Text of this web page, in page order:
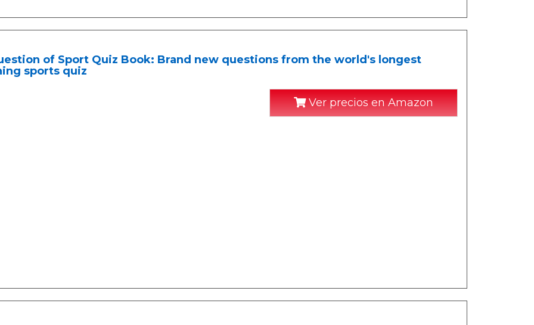
of Sport Quiz Book: Brand new questions from the world's longest
sports quiz
Ver precios en Amazon